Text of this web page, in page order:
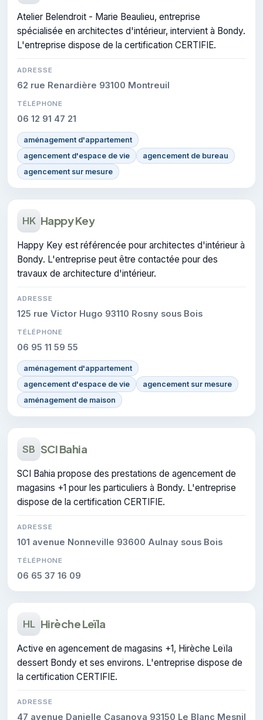
Atelier Belendroit - Marie Beaulieu, entreprise
spécialisée en architectes d'intérieur, intervient à Bondy.
L'entreprise dispose de la certification CERTIFIE.
ADRESSE
62 rue Renardière 93100 Montreuil
TÉLÉPHONE
06 12 91 47 21
aménagement d'appartement
agencement d'espace de vie
agencement de bureau
agencement sur mesure
HK Happy Key
Happy Key est référencée pour architectes d'intérieur à
Bondy. L'entreprise peut être contactée pour des
travaux de architecture d'intérieur.
ADRESSE
125 rue Victor Hugo 93110 Rosny sous Bois
TÉLÉPHONE
06 95 11 59 55
aménagement d'appartement
agencement d'espace de vie
agencement sur mesure
aménagement de maison
SB SCI Bahia
SCI Bahia propose des prestations de agencement de
magasins +1 pour les particuliers à Bondy. L'entreprise
dispose de la certification CERTIFIE.
ADRESSE
101 avenue Nonneville 93600 Aulnay sous Bois
TÉLÉPHONE
06 65 37 16 09
HL Hirèche Leïla
Active en agencement de magasins +1, Hirèche Leïla
dessert Bondy et ses environs. L'entreprise dispose de
la certification CERTIFIE.
ADRESSE
47 avenue Danielle Casanova 93150 Le Blanc Mesnil